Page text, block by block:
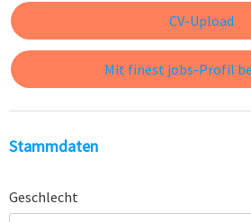
CV-Upload
Mit finest jobs-Profil
Stammdaten
Geschlecht